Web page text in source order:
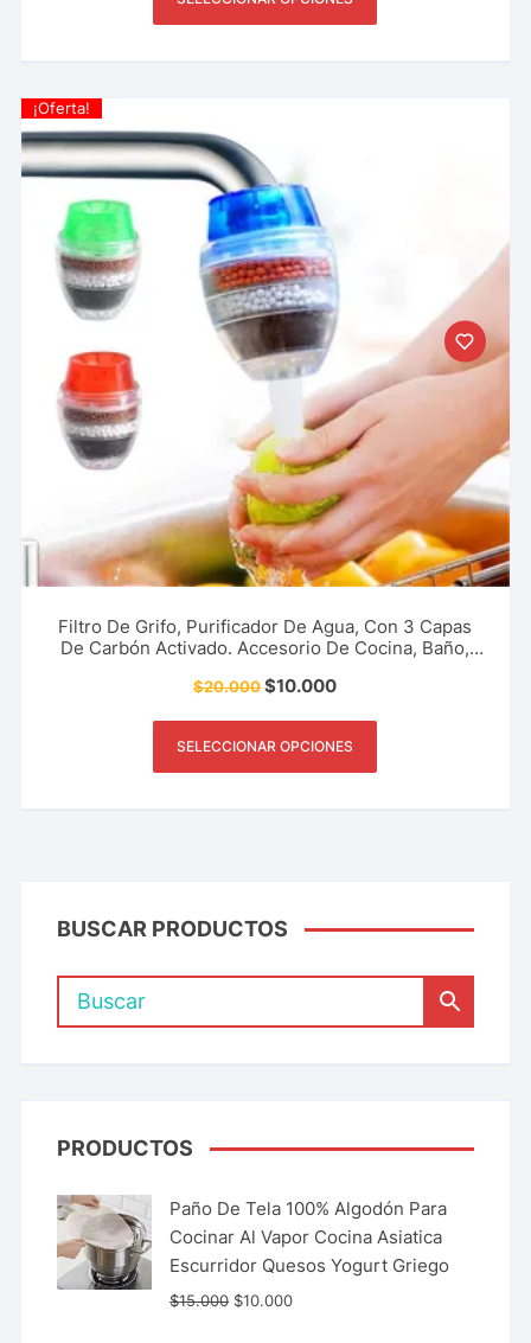
¡Oferta!
Filtro De Grifo, Purificador De Agua, Con 3 Capas
De Carbón Activado. Accesorio De Cocina, Baño,
$20.000$10.000
SELECCIONAR OPCIONES
BUSCAR PRODUCTOS
PRODUCTOS
Paño De Tela 100% Algodón Para
Cocinar Al Vapor Cocina Asiatica
Escurridor Quesos Yogurt Griego
$15.000 $10.000